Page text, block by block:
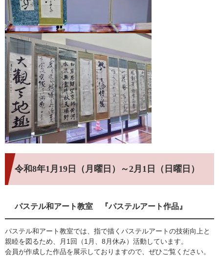
令和8年1月19日（月曜日）～2月1日（日曜日）
パステル和アート教室 『パステルアート作品』
パステル和アート教室では、指で描くパステルアートの技術向上と
親睦を図るため、月1回（1月、8月休み）活動しています。
会員が作成した作品を展示しておりますので、ぜひご覧ください。